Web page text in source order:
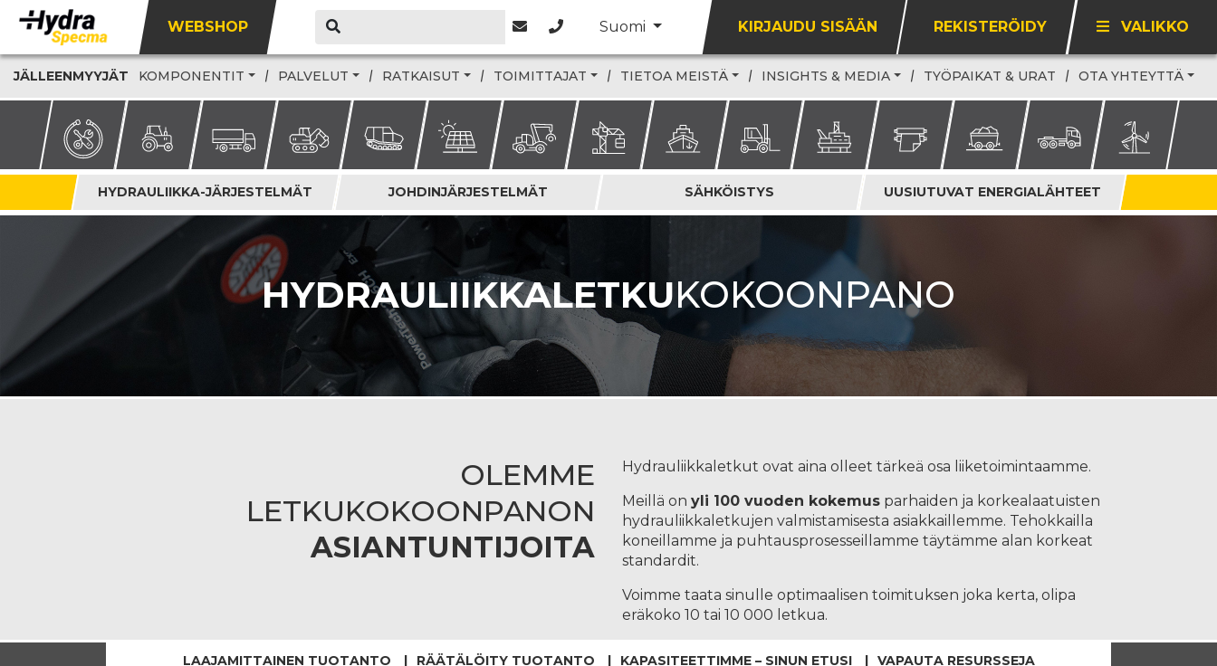
WEBSHOP Suomi KIRJAUDU SISÄÄN REKISTERÖIDY VALIKKO
JÄLLEENMYYJÄT KOMPONENTIT PALVELUT RATKAISUT TOIMITTAJAT TIETOA MEISTÄ INSIGHTS & MEDIA TYÖPAIKAT & URAT OTA YHTEYTTÄ
HYDRAULIIKKA-JÄRJESTELMÄT JOHDINJÄRJESTELMÄT SÄHKÖISTYS UUSIUTUVAT ENERGIALÄHTEET
HYDRAULIIKKALETKUKOKOONPANO
OLEMME
LETKUKOKOONPANON
ASIANTUNTIJOITA
Hydrauliikkaletkut ovat aina olleet tärkeä osa liiketoimintaamme.
Meillä on yli 100 vuoden kokemus parhaiden ja korkealaatuisten
hydrauliikkaletkujen valmistamisesta asiakkaillemme. Tehokkailla
koneillamme ja puhtausprosesseillamme täytämme alan korkeat
standardit.
Voimme taata sinulle optimaalisen toimituksen joka kerta, olipa
eräkoko 10 tai 10 000 letkua.
LAAJAMITTAINEN TUOTANTO RÄÄTÄLÖITY TUOTANTO KAPASITEETTIMME – SINUN ETUSI VAPAUTA RESURSSEJA